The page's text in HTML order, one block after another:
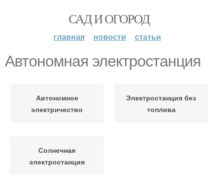
САД И ОГОРОД
главная новости статьи
Автономная электростанция
Автономное
электричество
Электростанция без
топлива
Солнечная
электростанция